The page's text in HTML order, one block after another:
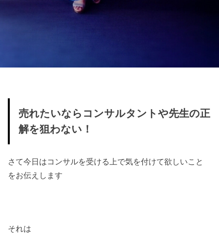
売れたいならコンサルタントや先生の正
解を狙わない！
さて今日はコンサルを受ける上で気を付けて欲しいこと
をお伝えします
それは